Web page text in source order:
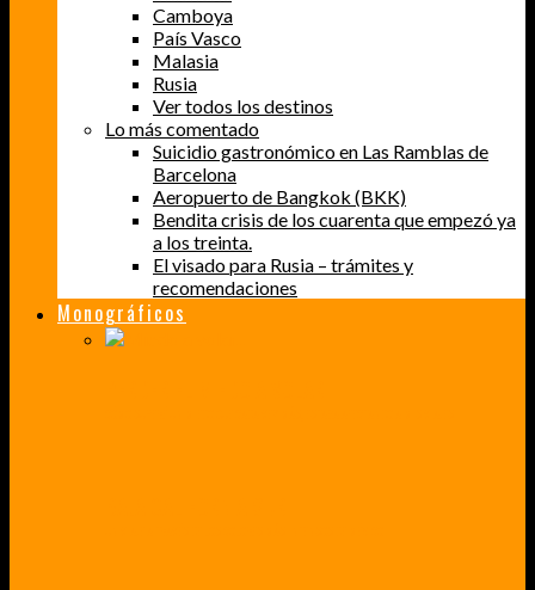
Camboya
País Vasco
Malasia
Rusia
Ver todos los destinos
Lo más comentado
Suicidio gastronómico en Las Ramblas de
Barcelona
Aeropuerto de Bangkok (BKK)
Bendita crisis de los cuarenta que empezó ya
a los treinta.
El visado para Rusia – trámites y
recomendaciones
Monográficos